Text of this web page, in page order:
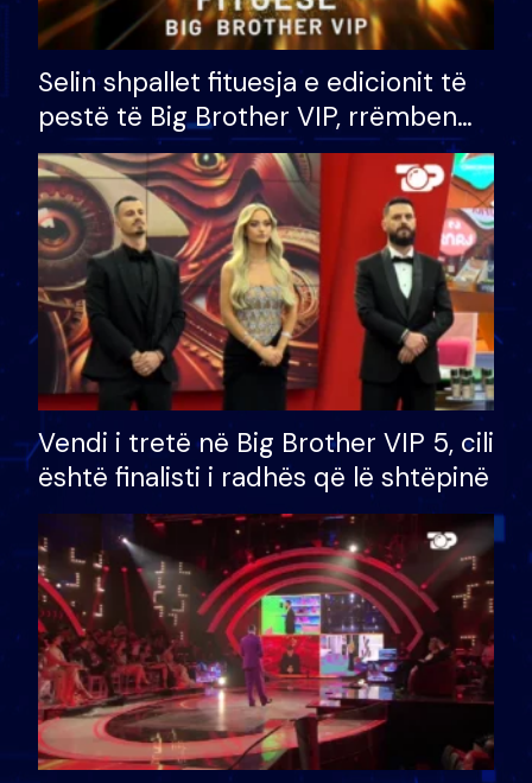
Selin shpallet fituesja e edicionit të
pestë të Big Brother VIP, rrëmben
çmimin e madh prej 100 mijë eurosh
Vendi i tretë në Big Brother VIP 5, cili
është finalisti i radhës që lë shtëpinë